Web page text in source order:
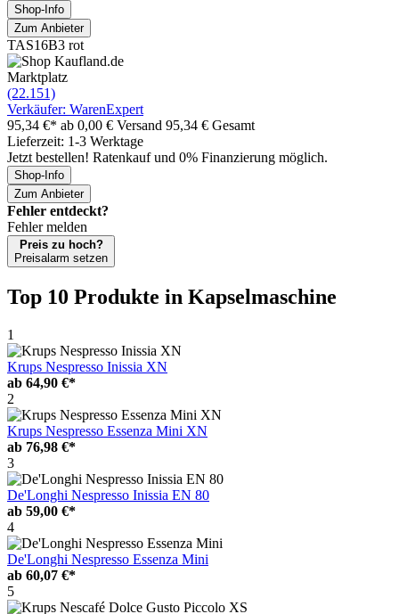
Shop-Info
Zum Anbieter
TAS16B3 rot
Marktplatz
(22.151)
Verkäufer: WarenExpert
95,34 €* ab 0,00 € Versand 95,34 € Gesamt
Lieferzeit: 1-3 Werktage
Jetzt bestellen! Ratenkauf und 0% Finanzierung möglich.
Shop-Info
Zum Anbieter
Fehler entdeckt?
Fehler melden
Preis zu hoch?
Preisalarm setzen
Top 10 Produkte in Kapselmaschine
1
Krups Nespresso Inissia XN
ab 64,90 €*
2
Krups Nespresso Essenza Mini XN
ab 76,98 €*
3
De'Longhi Nespresso Inissia EN 80
ab 59,00 €*
4
De'Longhi Nespresso Essenza Mini
ab 60,07 €*
5